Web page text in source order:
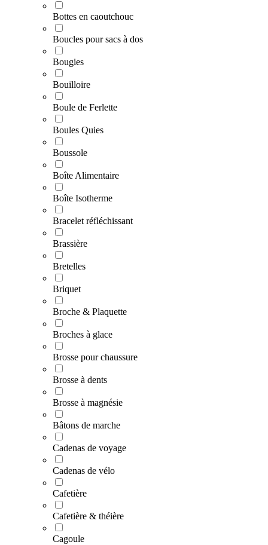
Bottes en caoutchouc
Boucles pour sacs à dos
Bougies
Bouilloire
Boule de Ferlette
Boules Quies
Boussole
Boîte Alimentaire
Boîte Isotherme
Bracelet réfléchissant
Brassière
Bretelles
Briquet
Broche & Plaquette
Broches à glace
Brosse pour chaussure
Brosse à dents
Brosse à magnésie
Bâtons de marche
Cadenas de voyage
Cadenas de vélo
Cafetière
Cafetière & théière
Cagoule